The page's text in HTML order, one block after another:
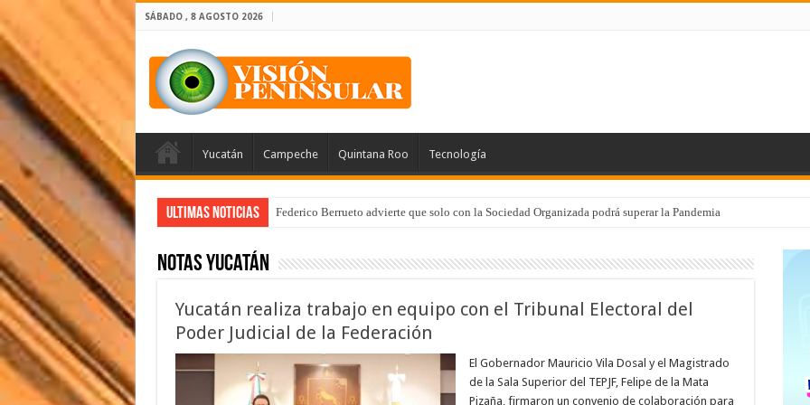
SÁBADO , 8 AGOSTO 2026
Yucatán Campeche Quintana Roo Tecnología
Ultimas Noticias Federico Berrueto advierte que solo con la Sociedad Organizada podrá superar la Pandemia
Notas Yucatán
Yucatán realiza trabajo en equipo con el Tribunal Electoral del
Poder Judicial de la Federación
El Gobernador Mauricio Vila Dosal y el Magistrado
de la Sala Superior del TEPJF, Felipe de la Mata
Pizaña, firmaron un convenio de colaboración para